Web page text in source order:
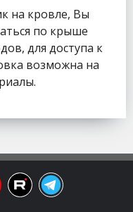
на кровле, Вы
по крыше
для доступа к
возможна на